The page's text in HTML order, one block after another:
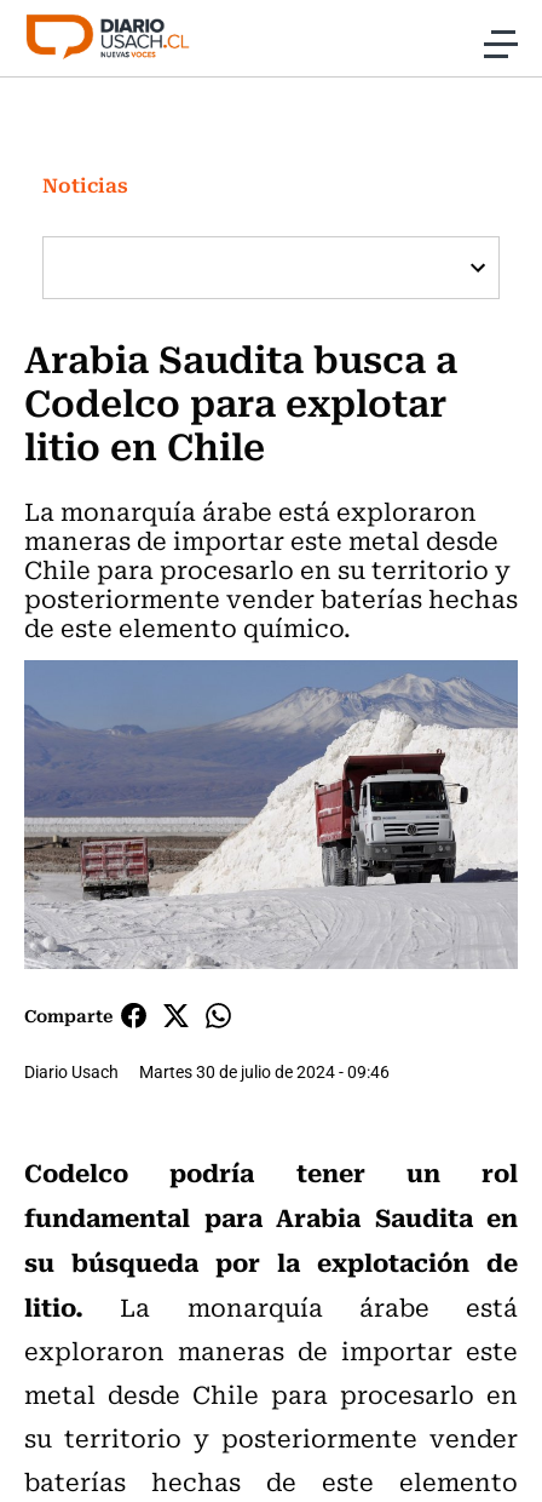
Click acá para ir directamente al contenido
Investigación
Cultura
Programas Radio y TV Usach
Noticias
Arabia Saudita busca a
Codelco para explotar
litio en Chile
La monarquía árabe está exploraron
maneras de importar este metal desde
Chile para procesarlo en su territorio y
posteriormente vender baterías hechas
de este elemento químico.
Comparte
Diario Usach Martes 30 de julio de 2024 - 09:46
Codelco podría tener un rol
fundamental para Arabia Saudita en
su búsqueda por la explotación de
litio. La monarquía árabe está
exploraron maneras de importar este
metal desde Chile para procesarlo en
su territorio y posteriormente vender
baterías hechas de este elemento